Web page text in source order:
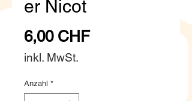
er Nicot
6,00 CHFPreis
inkl. MwSt.
Anzahl *